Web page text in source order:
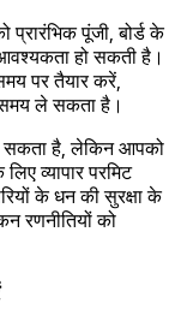
पूंजी, बोर्ड के
आवश्यकता हो सकती है।
पर तैयार करें,
ले सकता है।
सकता है, लेकिन आपको
व्यापार परमिट
के धन की सुरक्षा के
रणनीतियों को